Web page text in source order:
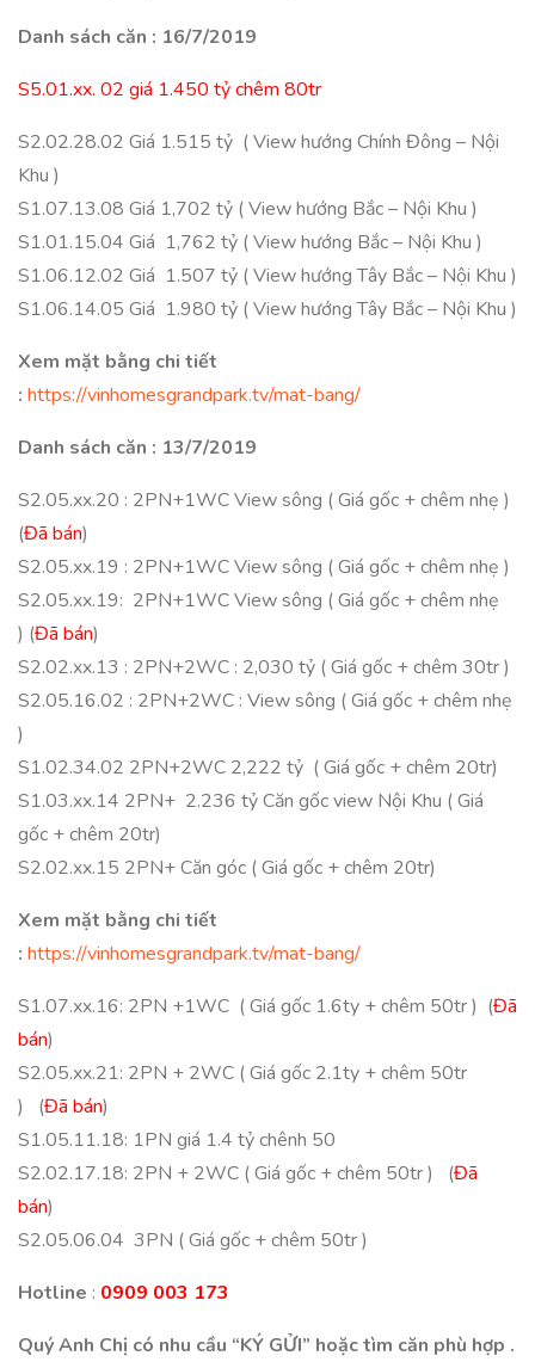
Danh sách căn : 16/7/2019
S5.01.xx. 02 giá 1.450 tỷ chêm 80tr
S2.02.28.02 Giá 1.515 tỷ ( View hướng Chính Đông – Nội
Khu )
S1.07.13.08 Giá 1,702 tỷ ( View hướng Bắc – Nội Khu )
S1.01.15.04 Giá 1,762 tỷ ( View hướng Bắc – Nội Khu )
S1.06.12.02 Giá 1.507 tỷ ( View hướng Tây Bắc – Nội Khu )
S1.06.14.05 Giá 1.980 tỷ ( View hướng Tây Bắc – Nội Khu )
Xem mặt bằng chi tiết
: https://vinhomesgrandpark.tv/mat-bang/
Danh sách căn : 13/7/2019
S2.05.xx.20 : 2PN+1WC View sông ( Giá gốc + chêm nhẹ )
(Đã bán)
S2.05.xx.19 : 2PN+1WC View sông ( Giá gốc + chêm nhẹ )
S2.05.xx.19: 2PN+1WC View sông ( Giá gốc + chêm nhẹ
) (Đã bán)
S2.02.xx.13 : 2PN+2WC : 2,030 tỷ ( Giá gốc + chêm 30tr )
S2.05.16.02 : 2PN+2WC : View sông ( Giá gốc + chêm nhẹ
)
S1.02.34.02 2PN+2WC 2,222 tỷ ( Giá gốc + chêm 20tr)
S1.03.xx.14 2PN+ 2.236 tỷ Căn gốc view Nội Khu ( Giá
gốc + chêm 20tr)
S2.02.xx.15 2PN+ Căn góc ( Giá gốc + chêm 20tr)
Xem mặt bằng chi tiết
: https://vinhomesgrandpark.tv/mat-bang/
S1.07.xx.16: 2PN +1WC ( Giá gốc 1.6ty + chêm 50tr ) (Đã
bán)
S2.05.xx.21: 2PN + 2WC ( Giá gốc 2.1ty + chêm 50tr
) (Đã bán)
S1.05.11.18: 1PN giá 1.4 tỷ chênh 50
S2.02.17.18: 2PN + 2WC ( Giá gốc + chêm 50tr ) (Đã
bán)
S2.05.06.04 3PN ( Giá gốc + chêm 50tr )
Hotline : 0909 003 173
Quý Anh Chị có nhu cầu “KÝ GỬI” hoặc tìm căn phù hợp .